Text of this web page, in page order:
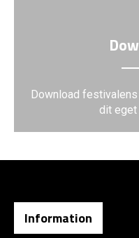
Download
dit eget
Information